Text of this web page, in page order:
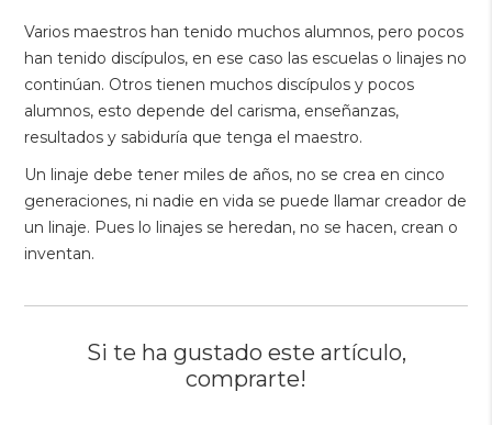
Varios maestros han tenido muchos alumnos, pero pocos
han tenido discípulos, en ese caso las escuelas o linajes no
continúan. Otros tienen muchos discípulos y pocos
alumnos, esto depende del carisma, enseñanzas,
resultados y sabiduría que tenga el maestro.
Un linaje debe tener miles de años, no se crea en cinco
generaciones, ni nadie en vida se puede llamar creador de
un linaje. Pues lo linajes se heredan, no se hacen, crean o
inventan.
Si te ha gustado este artículo,
comprarte!